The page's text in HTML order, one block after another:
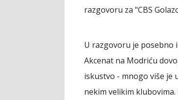
razgovoru za "CBS
U razgovoru je posebno
Akcenat na Modriću
iskustvo - mnogo više je
nekim velikim